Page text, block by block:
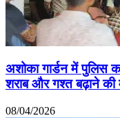
अशोका गार्डन में पुलिस
शराब और गश्त बढ़ाने की
08/04/2026